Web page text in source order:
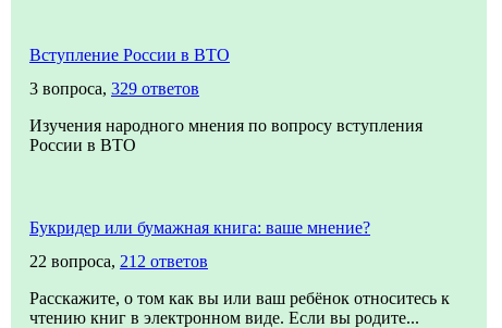
Вступление России в ВТО
3 вопроса, 329 ответов
Изучения народного мнения по вопросу вступления
России в ВТО
Букридер или бумажная книга: ваше мнение?
22 вопроса, 212 ответов
Расскажите, о том как вы или ваш ребёнок относитесь к
чтению книг в электронном виде. Если вы родите...